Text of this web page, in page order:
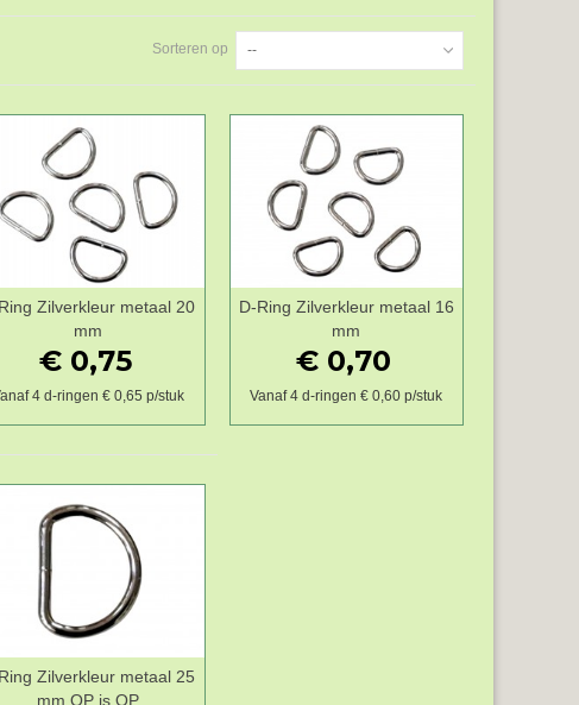
Sorteren op --
Wenslijst
Zilverkleur metaal 20
mm
€ 0,75
4 d-ringen € 0,65 p/stuk
Wenslijst
D-Ring Zilverkleur metaal 16
mm
€ 0,70
Vanaf 4 d-ringen € 0,60 p/stuk
Wenslijst
Zilverkleur metaal 25
mm OP is OP